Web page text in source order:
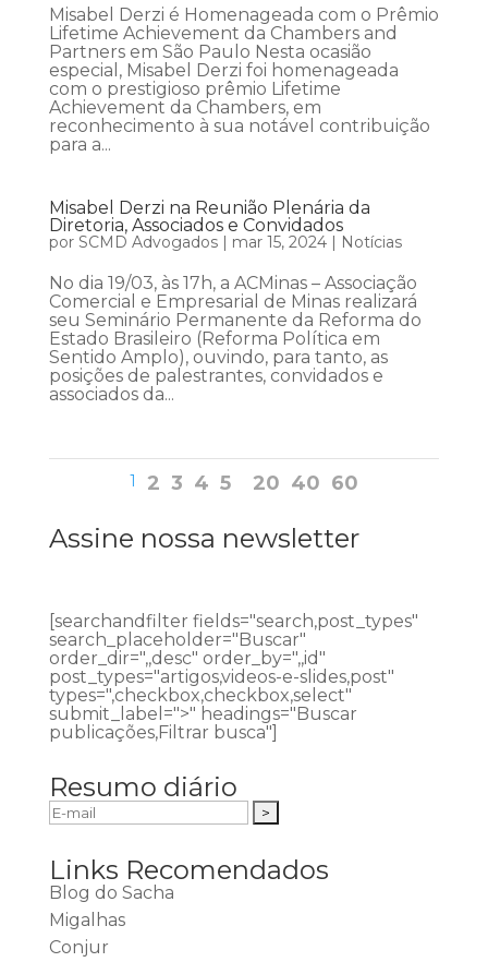
Misabel Derzi é Homenageada com o Prêmio
Lifetime Achievement da Chambers and
Partners em São Paulo Nesta ocasião
especial, Misabel Derzi foi homenageada
com o prestigioso prêmio Lifetime
Achievement da Chambers, em
reconhecimento à sua notável contribuição
para a...
Misabel Derzi na Reunião Plenária da
Diretoria, Associados e Convidados
por SCMD Advogados| mar 15, 2024| Notícias
No dia 19/03, às 17h, a ACMinas – Associação
Comercial e Empresarial de Minas realizará
seu Seminário Permanente da Reforma do
Estado Brasileiro (Reforma Política em
Sentido Amplo), ouvindo, para tanto, as
posições de palestrantes, convidados e
associados da...
1 2 3 4 5 20 40 60
Assine nossa newsletter
[searchandfilter fields="search,post_types"
search_placeholder="Buscar"
order_dir=",,desc" order_by=",,id"
post_types="artigos,videos-e-slides,post"
types=",checkbox,checkbox,select"
submit_label=">" headings="Buscar
publicações,Filtrar busca"]
Resumo diário
Links Recomendados
Blog do Sacha
Migalhas
Conjur